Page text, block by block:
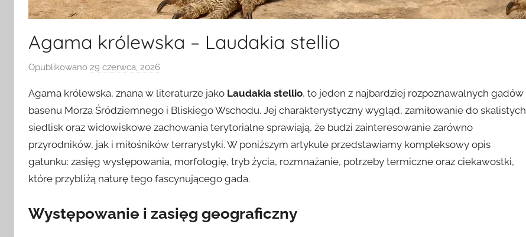
Agama królewska – Laudakia stellio
Opublikowano 29 czerwca, 2026
z
e
z
Agama królewska, znana w literaturze jako Laudakia stellio, to jeden z najbardziej rozpoznawalnych gadów
basenu Morza Śródziemnego i Bliskiego Wschodu. Jej charakterystyczny wygląd, zamiłowanie do skalistych
siedlisk oraz widowiskowe zachowania terytorialne sprawiają, że budzi zainteresowanie zarówno
przyrodników, jak i miłośników terrarystyki. W poniższym artykule przedstawiamy kompleksowy opis
gatunku: zasięg występowania, morfologię, tryb życia, rozmnażanie, potrzeby termiczne oraz ciekawostki,
które przybliżą naturę tego fascynującego gada.
Występowanie i zasięg geograficzny